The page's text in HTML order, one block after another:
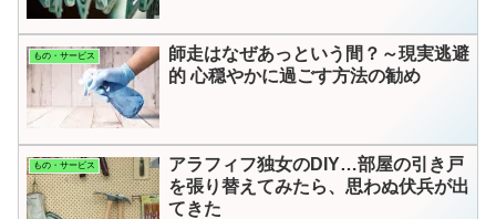
もの・サービス
師走はなぜあっという間？～現実逃避
的 心穏やかに過ごす方法の勧め
もの・サービス
アラフィフ独女のDIY…部屋の引き戸
を張り替えてみたら、思わぬ伏兵が出
てきた